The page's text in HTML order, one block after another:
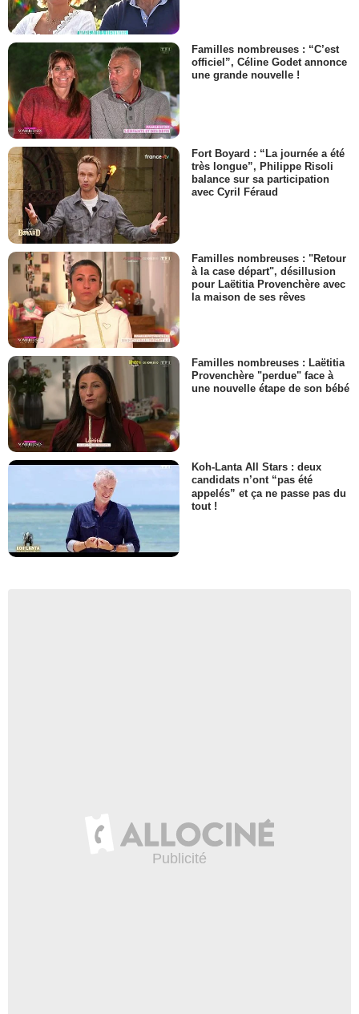
Familles nombreuses : “C’est
officiel”, Céline Godet annonce
une grande nouvelle !
Fort Boyard : “La journée a été
très longue”, Philippe Risoli
balance sur sa participation
avec Cyril Féraud
Familles nombreuses : "Retour
à la case départ", désillusion
pour Laëtitia Provenchère avec
la maison de ses rêves
Familles nombreuses : Laëtitia
Provenchère "perdue" face à
une nouvelle étape de son bébé
Koh-Lanta All Stars : deux
candidats n’ont “pas été
appelés” et ça ne passe pas du
tout !